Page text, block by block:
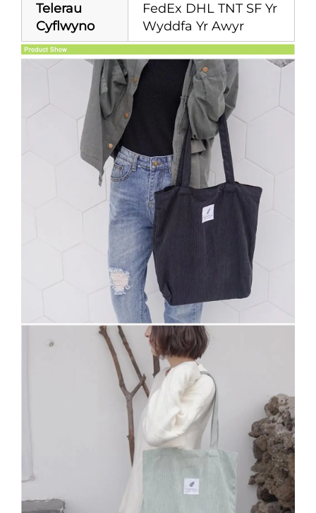
Telerau
Cyflwyno
FedEx DHL TNT SF Yr
Wyddfa Yr Awyr